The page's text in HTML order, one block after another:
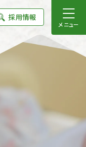
採用情報
メニュー